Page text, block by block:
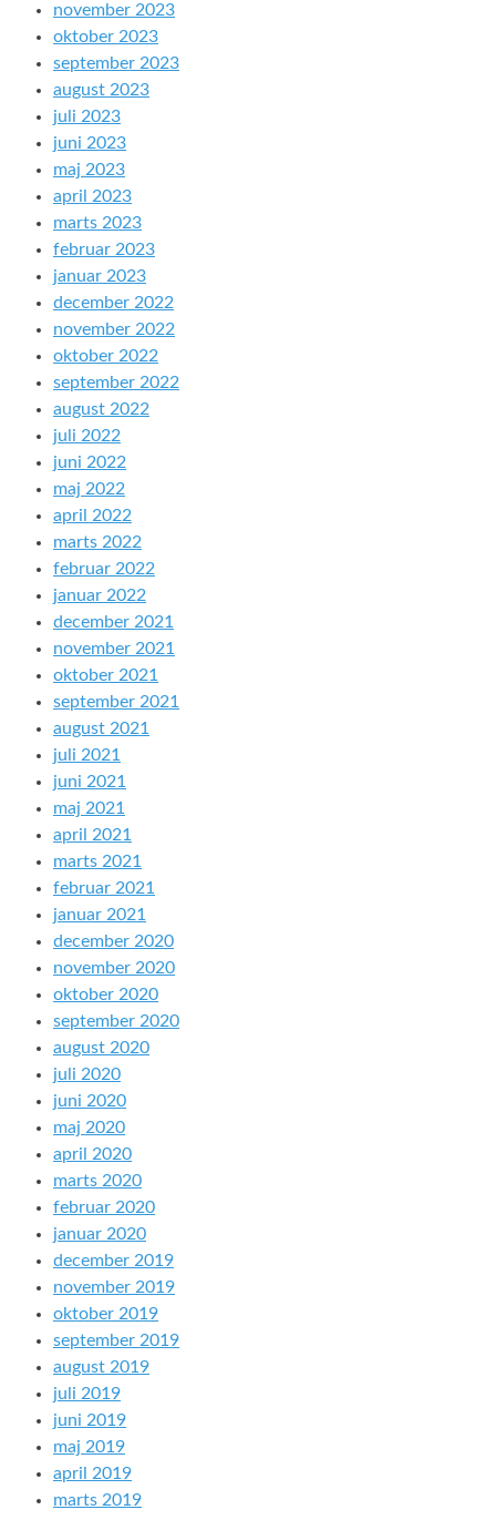
november 2023
oktober 2023
september 2023
august 2023
juli 2023
juni 2023
maj 2023
april 2023
marts 2023
februar 2023
januar 2023
december 2022
november 2022
oktober 2022
september 2022
august 2022
juli 2022
juni 2022
maj 2022
april 2022
marts 2022
februar 2022
januar 2022
december 2021
november 2021
oktober 2021
september 2021
august 2021
juli 2021
juni 2021
maj 2021
april 2021
marts 2021
februar 2021
januar 2021
december 2020
november 2020
oktober 2020
september 2020
august 2020
juli 2020
juni 2020
maj 2020
april 2020
marts 2020
februar 2020
januar 2020
december 2019
november 2019
oktober 2019
september 2019
august 2019
juli 2019
juni 2019
maj 2019
april 2019
marts 2019